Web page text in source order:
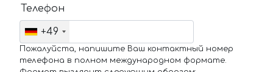
Телефон
+49
Пожалуйста, напишите Ваш контактный номер
телефона в полном международном формате.